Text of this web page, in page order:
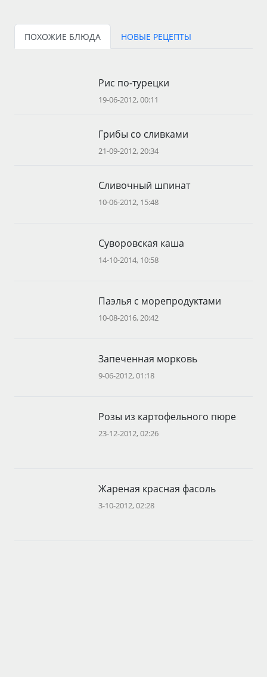
ПОХОЖИЕ БЛЮДА НОВЫЕ РЕЦЕПТЫ
Рис по-турецки
19-06-2012, 00:11
Грибы со сливками
21-09-2012, 20:34
Сливочный шпинат
10-06-2012, 15:48
Суворовская каша
14-10-2014, 10:58
Паэлья с морепродуктами
10-08-2016, 20:42
Запеченная морковь
9-06-2012, 01:18
Розы из картофельного пюре
23-12-2012, 02:26
Жареная красная фасоль
3-10-2012, 02:28